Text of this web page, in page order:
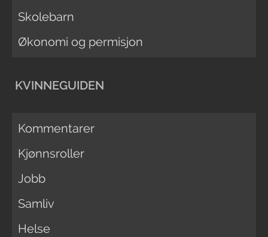
Skolebarn
Økonomi og permisjon
KVINNEGUIDEN
Kommentarer
Kjønnsroller
Jobb
Samliv
Helse